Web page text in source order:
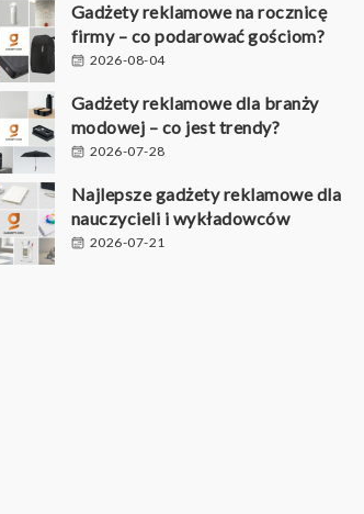
Gadżety reklamowe na rocznicę
firmy – co podarować gościom?
2026-08-04
Gadżety reklamowe dla branży
modowej – co jest trendy?
2026-07-28
Najlepsze gadżety reklamowe dla
nauczycieli i wykładowców
2026-07-21